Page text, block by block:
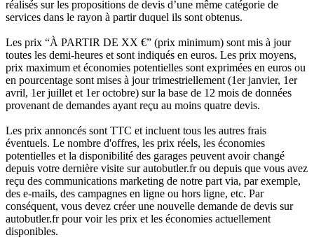
réalisés sur les propositions de devis d’une même catégorie de
services dans le rayon à partir duquel ils sont obtenus.
Les prix “À PARTIR DE XX €” (prix minimum) sont mis à jour
toutes les demi-heures et sont indiqués en euros. Les prix moyens,
prix maximum et économies potentielles sont exprimées en euros ou
en pourcentage sont mises à jour trimestriellement (1er janvier, 1er
avril, 1er juillet et 1er octobre) sur la base de 12 mois de données
provenant de demandes ayant reçu au moins quatre devis.
Les prix annoncés sont TTC et incluent tous les autres frais
éventuels. Le nombre d'offres, les prix réels, les économies
potentielles et la disponibilité des garages peuvent avoir changé
depuis votre dernière visite sur autobutler.fr ou depuis que vous avez
reçu des communications marketing de notre part via, par exemple,
des e-mails, des campagnes en ligne ou hors ligne, etc. Par
conséquent, vous devez créer une nouvelle demande de devis sur
autobutler.fr pour voir les prix et les économies actuellement
disponibles.